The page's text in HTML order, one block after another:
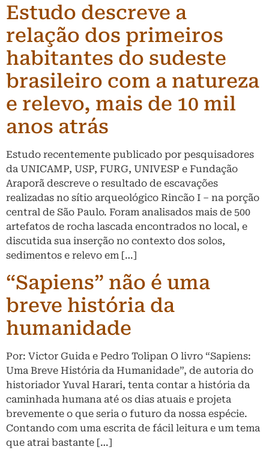
Estudo descreve a
relação dos primeiros
habitantes do sudeste
brasileiro com a natureza
e relevo, mais de 10 mil
anos atrás
Estudo recentemente publicado por pesquisadores
da UNICAMP, USP, FURG, UNIVESP e Fundação
Araporã descreve o resultado de escavações
realizadas no sítio arqueológico Rincão I – na porção
central de São Paulo. Foram analisados mais de 500
artefatos de rocha lascada encontrados no local, e
discutida sua inserção no contexto dos solos,
sedimentos e relevo em […]
“Sapiens” não é uma
breve história da
humanidade
Por: Victor Guida e Pedro Tolipan O livro “Sapiens:
Uma Breve História da Humanidade”, de autoria do
historiador Yuval Harari, tenta contar a história da
caminhada humana até os dias atuais e projeta
brevemente o que seria o futuro da nossa espécie.
Contando com uma escrita de fácil leitura e um tema
que atrai bastante […]